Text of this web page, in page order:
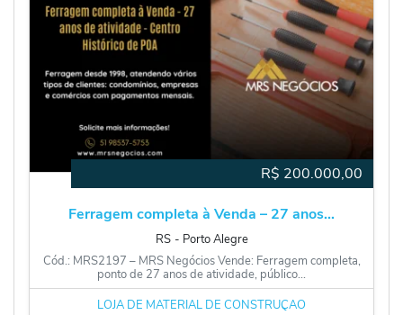
R$ 200.000,00
Ferragem completa à Venda – 27 anos...
RS ‐ Porto Alegre
Cód.: MRS2197 – MRS Negócios Vende: Ferragem completa,
ponto de 27 anos de atividade, público...
LOJA DE MATERIAL DE CONSTRUÇÃO